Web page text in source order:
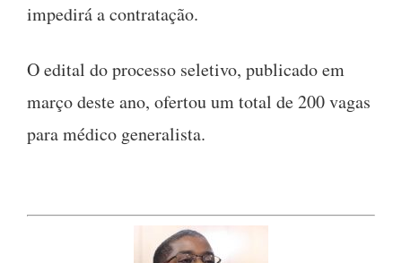
impedirá a contratação.
O edital do processo seletivo, publicado em
março deste ano, ofertou um total de 200 vagas
para médico generalista.